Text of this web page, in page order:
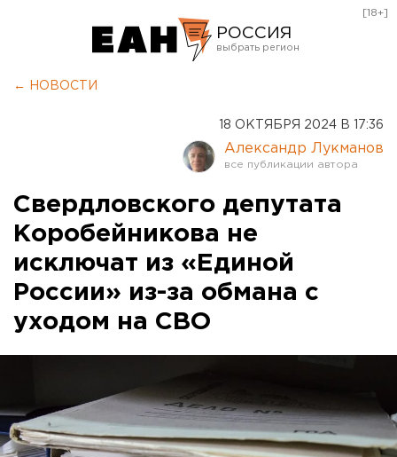
РОССИЯ
Оренбург
[18+]
← НОВОСТИ
18 ОКТЯБРЯ 2024 В 17:36
Александр Лукманов
Свердловского депутата
Коробейникова не
исключат из «Единой
России» из-за обмана с
уходом на СВО